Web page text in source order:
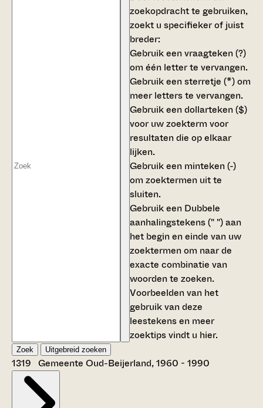
zoekopdracht te gebruiken,
zoekt u specifieker of juist
breder:
Gebruik eenvraagteken (?)
om één letter te vervangen.
Gebruik eensterretje (*)om
meer letters te vervangen.
Gebruik eendollarteken ($)
voor uw zoekterm voor
resultaten die op elkaar
lijken.
Gebruik een minteken (-)
om zoektermen uit te
sluiten.
Gebruik een Dubbele
aanhalingstekens (" ")aan
het begin en einde van uw
zoektermen om naar de
exacte combinatie van
woorden te zoeken.
Voorbeelden van het
gebruik van deze
leestekens en meer
zoektips vindt u hier.
Zoek Uitgebreid zoeken
1319 Gemeente Oud-Beijerland, 1960 - 1990